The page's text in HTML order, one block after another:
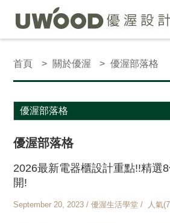
首頁 關於優渥 優渥部落格
優渥部落格
2026最新電器櫃設計重點!!精選
開!
September 20, 2023 / 優渥生活學堂 / 人氣